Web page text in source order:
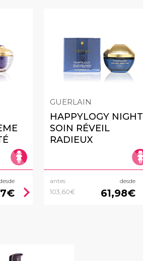
chevron_right
GUERLAIN
HAPPYLOGY NIGHT
SOIN RÉVEIL
RADIEUX
antes
103,60€
desde
61,98€